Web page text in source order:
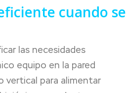
cuando se
las necesidades
equipo en la pared
vertical para alimentar